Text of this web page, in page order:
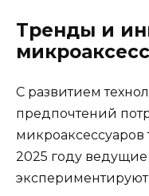
Тренды и
С развитием
предпочтений
микроаксессуаров
2025 году